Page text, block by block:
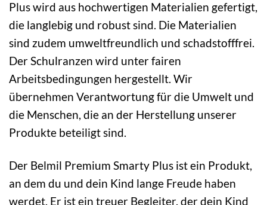
Plus wird aus hochwertigen Materialien gefertigt,
die langlebig und robust sind. Die Materialien
sind zudem umweltfreundlich und schadstofffrei.
Der Schulranzen wird unter fairen
Arbeitsbedingungen hergestellt. Wir
übernehmen Verantwortung für die Umwelt und
die Menschen, die an der Herstellung unserer
Produkte beteiligt sind.
Der Belmil Premium Smarty Plus ist ein Produkt,
an dem du und dein Kind lange Freude haben
werdet. Er ist ein treuer Begleiter, der dein Kind